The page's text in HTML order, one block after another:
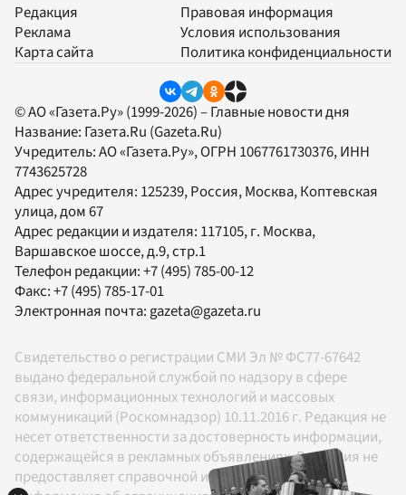
Редакция
Реклама
Карта сайта
Правовая информация
Условия использования
Политика конфиденциальности
© АО «Газета.Ру» (1999-2026) – Главные новости дня
Название: Газета.Ru (Gazeta.Ru)
Учредитель:АО «Газета.Ру», ОГРН 1067761730376, ИНН
7743625728
Адрес учредителя: 125239, Россия, Москва, Коптевская
улица, дом 67
Адрес редакции и издателя: 117105, г. Москва,
Варшавское шоссе, д.9, стр.1
Телефон редакции:+7 (495) 785-00-12
Факс:+7 (495) 785-17-01
Электронная почта:gazeta@gazeta.ru
Свидетельство о регистрации СМИ Эл № ФС77-67642
выдано федеральной службой по надзору в сфере
связи, информационных технологий и массовых
коммуникаций (Роскомнадзор) 10.11.2016 г. Редакция не
несет ответственности за достоверность информации,
содержащейся в рекламных объявлениях. Редакция не
предоставляет справочной информации.